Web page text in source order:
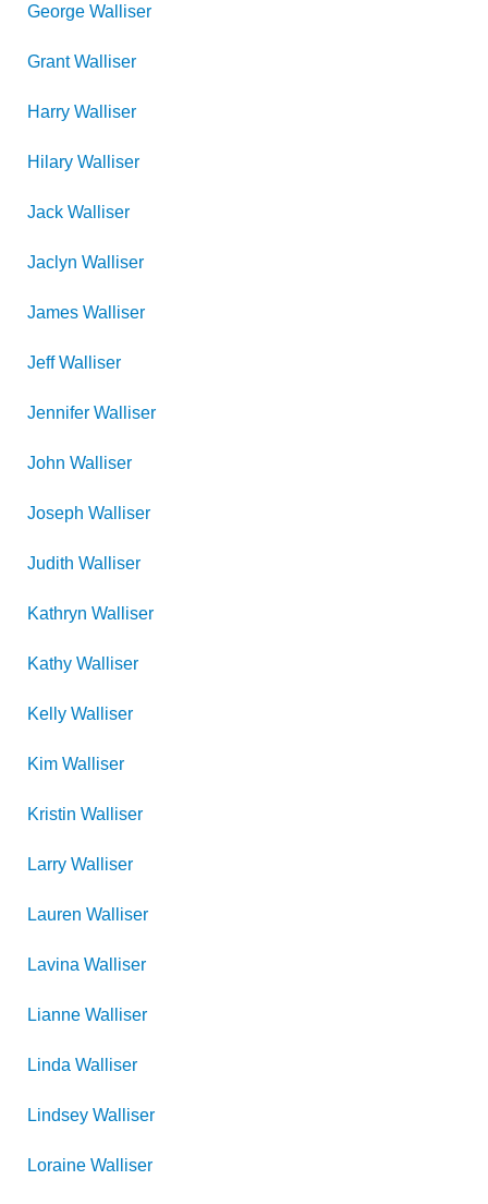
George Walliser
Grant Walliser
Harry Walliser
Hilary Walliser
Jack Walliser
Jaclyn Walliser
James Walliser
Jeff Walliser
Jennifer Walliser
John Walliser
Joseph Walliser
Judith Walliser
Kathryn Walliser
Kathy Walliser
Kelly Walliser
Kim Walliser
Kristin Walliser
Larry Walliser
Lauren Walliser
Lavina Walliser
Lianne Walliser
Linda Walliser
Lindsey Walliser
Loraine Walliser